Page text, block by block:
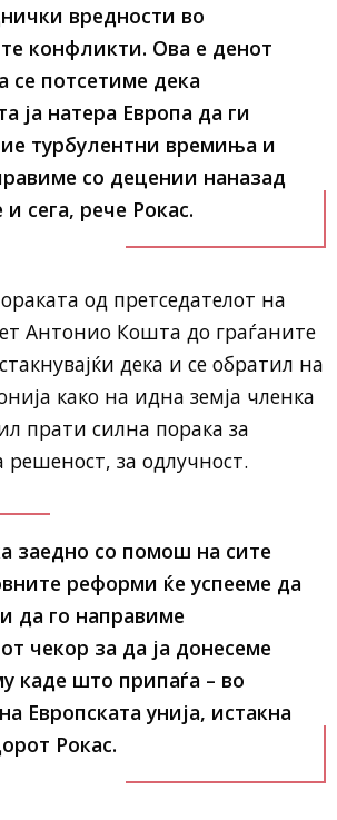
вредности во
конфликти. Ова е денот
се потсетиме дека
ја натера Европа да ги
турбулентни времиња и
со децении наназад
сега, рече Рокас.
од претседателот на
Антонио Кошта до граѓаните
дека и се обратил на
како на идна земја членка
прати силна порака за
решеност, за одлучност.
заедно со помош на сите
реформи ќе успееме да
да го направиме
чекор за да ја донесеме
каде што припаѓа – во
Европската унија, истакна
Рокас.